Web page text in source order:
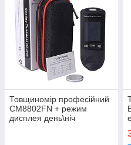
Товщиномір професійний
CM8802FN + режим
дисплея день\ніч